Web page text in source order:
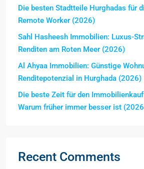
Die besten Stadtteile Hurghadas für
Remote Worker (2026)
Sahl Hasheesh Immobilien: Luxus-
Renditen am Roten Meer (2026)
Al Ahyaa Immobilien: Günstige
Renditepotenzial in Hurghada (2026)
Die beste Zeit für den
Warum früher immer besser ist
Recent Comments